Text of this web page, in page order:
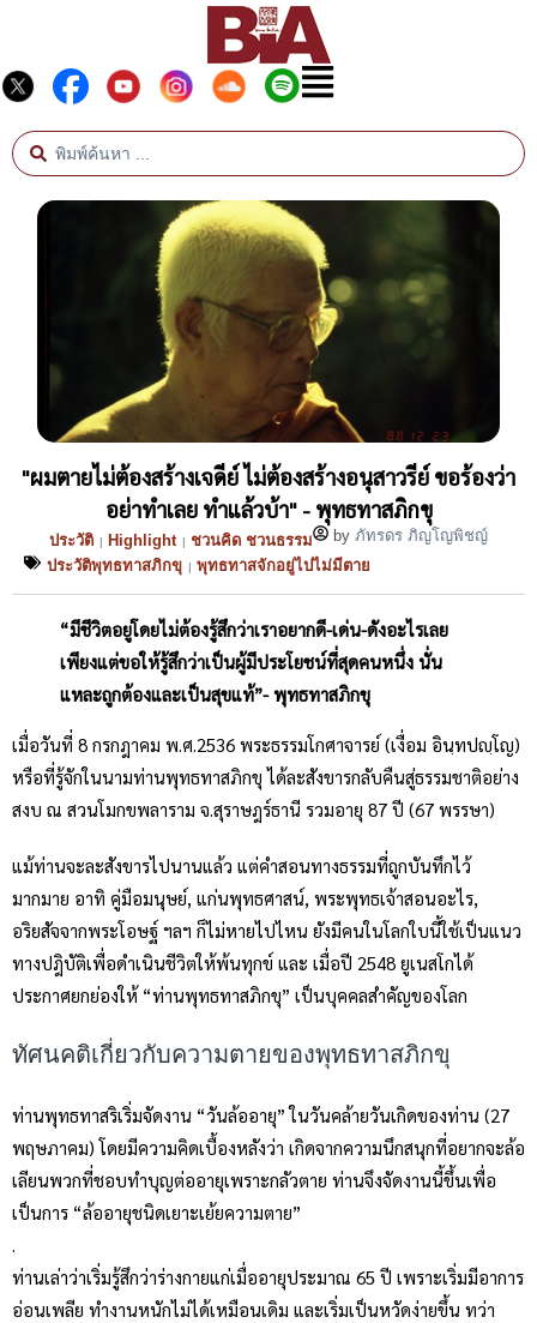
"ผมตายไม่ต้องสร้างเจดีย์ ไม่ต้องสร้างอนุสาวรีย์ ขอร้องว่า
อย่าทำเลย ทำแล้วบ้า" - พุทธทาสภิกขุ
ประวัติ | Highlight | ชวนคิด ชวนธรรม by ภัทรดร ภิญโญพิชญ์
ประวัติพุทธทาสภิกขุ | พุทธทาสจักอยู่ไปไม่มีตาย
“มีชีวิตอยู่โดยไม่ต้องรู้สึกว่าเราอยากดี-เด่น-ดังอะไรเลย
เพียงแต่ขอให้รู้สึกว่าเป็นผู้มีประโยชน์ที่สุดคนหนึ่ง นั่น
แหละถูกต้องและเป็นสุขแท้”- พุทธทาสภิกขุ
เมื่อวันที่ 8 กรกฎาคม พ.ศ.2536 พระธรรมโกศาจารย์ (เงื่อม อินฺทปญฺโญ)
หรือที่รู้จักในนามท่านพุทธทาสภิกขุ ได้ละสังขารกลับคืนสู่ธรรมชาติอย่าง
สงบ ณ สวนโมกขพลาราม จ.สุราษฎร์ธานี รวมอายุ 87 ปี (67 พรรษา)
แม้ท่านจะละสังขารไปนานแล้ว แต่คำสอนทางธรรมที่ถูกบันทึกไว้
มากมาย อาทิ คู่มือมนุษย์, แก่นพุทธศาสน์, พระพุทธเจ้าสอนอะไร,
อริยสัจจากพระโอษฐ์ ฯลฯ ก็ไม่หายไปไหน ยังมีคนในโลกใบนี้ใช้เป็นแนว
ทางปฎิบัติเพื่อดำเนินชีวิตให้พ้นทุกข์ และ เมื่อปี 2548 ยูเนสโกได้
ประกาศยกย่องให้ “ท่านพุทธทาสภิกขุ” เป็นบุคคลสำคัญของโลก
ทัศนคติเกี่ยวกับความตายของพุทธทาสภิกขุ
ท่านพุทธทาสริเริ่มจัดงาน “วันล้ออายุ” ในวันคล้ายวันเกิดของท่าน (27
พฤษภาคม) โดยมีความคิดเบื้องหลังว่า เกิดจากความนึกสนุกที่อยากจะล้อ
เลียนพวกที่ชอบทำบุญต่ออายุเพราะกลัวตาย ท่านจึงจัดงานนี้ขึ้นเพื่อ
เป็นการ “ล้ออายุชนิดเยาะเย้ยความตาย”
.
ท่านเล่าว่าเริ่มรู้สึกว่าร่างกายแก่เมื่ออายุประมาณ 65 ปี เพราะเริ่มมีอาการ
อ่อนเพลีย ทำงานหนักไม่ได้เหมือนเดิม และเริ่มเป็นหวัดง่ายขึ้น ทว่า